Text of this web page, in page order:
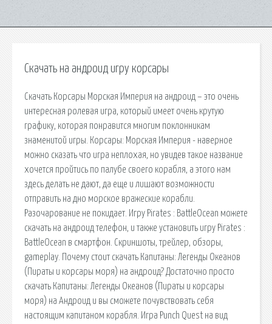
Скачать на андроид игру корсары
Скачать Корсары Морская Империя на андроид – это очень
интересная ролевая игра, который имеет очень крутую
графику, которая понравится многим поклонникам
знаменитой игры. Корсары: Морская Империя - наверное
можно сказать что игра неплохая, но увидев такое название
хочется пройтись по палубе своего корабля, а этого нам
здесь делать не дают, да еще и лишают возможности
отправить на дно морское вражеские корабли.
Разочарование не покидает. Игру Pirates : BattleOcean можете
скачать на андроид телефон, и также установить игру Pirates :
BattleOcean в смартфон. Скриншоты, трейлер, обзоры,
gameplay. Почему стоит скачать Капитаны: Легенды Океанов
(Пираты и корсары моря) на андроид? Достаточно просто
скачать Капитаны: Легенды Океанов (Пираты и корсары
моря) на Андроид и вы сможете почувствовать себя
настоящим капитаном корабля. Игра Punch Quest на вид